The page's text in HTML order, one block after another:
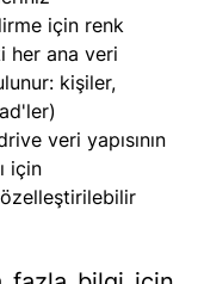
için renk
her ana veri
kişiler,
veri yapısının
için